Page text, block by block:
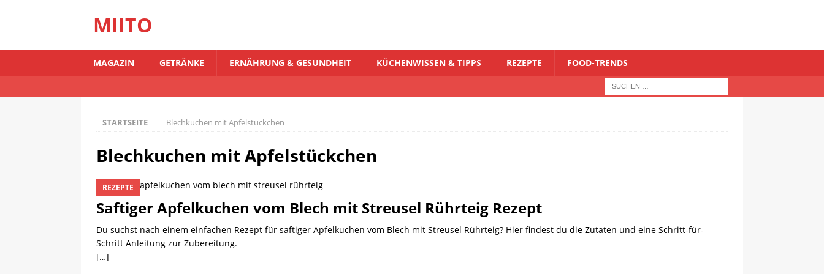
MIITO
MAGAZIN GETRÄNKE ERNÄHRUNG & GESUNDHEIT KÜCHENWISSEN & TIPPS REZEPTE FOOD-TRENDS
STARTSEITE Blechkuchen mit Apfelstückchen
Blechkuchen mit Apfelstückchen
REZEPTE
Saftiger Apfelkuchen vom Blech mit Streusel Rührteig Rezept
Du suchst nach einem einfachen Rezept für saftiger Apfelkuchen vom Blech mit Streusel Rührteig? Hier findest du die Zutaten und eine Schritt-für-
Schritt Anleitung zur Zubereitung.
[…]